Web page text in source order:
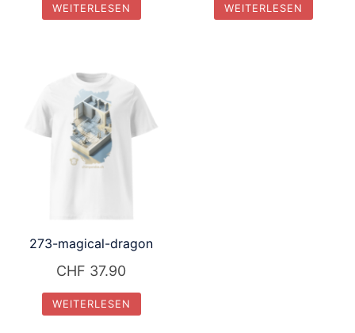
WEITERLESEN WEITERLESEN
273-magical-dragon
CHF 37.90
WEITERLESEN